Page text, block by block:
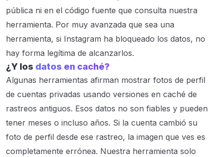
pública ni en el código fuente que consulta nuestra
herramienta. Por muy avanzada que sea una
herramienta, si Instagram ha bloqueado los datos, no
hay forma legítima de alcanzarlos.
¿Y los datos en caché?
Algunas herramientas afirman mostrar fotos de perfil
de cuentas privadas usando versiones en caché de
rastreos antiguos. Esos datos no son fiables y pueden
tener meses o incluso años. Si la cuenta cambió su
foto de perfil desde ese rastreo, la imagen que ves es
completamente errónea. Nuestra herramienta solo